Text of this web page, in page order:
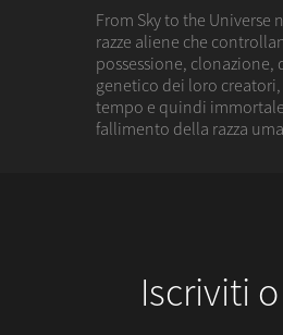
From Sky to the
razze aliene che
possessione,
genetico dei loro
tempo e quindi
fallimento della razza
Iscriviti